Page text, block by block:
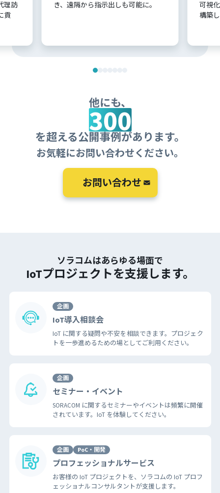
理訪
貢
き、遠隔から指示出しも可能に。
可視
構築
他にも、
300
を超える公開事例があります。
お気軽にお問い合わせください。
お問い合わせ
ソラコムはあらゆる場面で
IoTプロジェクトを支援します。
IoT導入相談会
企画
IoT に関する疑問や不安を相談できます。プロジェク
トを一歩進めるための場としてご利用ください。
セミナー・イベント
企画
SORACOM に関するセミナーやイベントは頻繁に開催
されています。IoT を体験してください。
プロフェッショナルサービス
企画 PoC・開発
お客様の IoT プロジェクトを、ソラコムの IoT プロフ
ェッショナルコンサルタントが支援します。